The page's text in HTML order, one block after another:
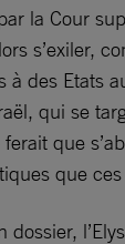
la Cour
s’exiler,
à des Etats
qui se
que
que